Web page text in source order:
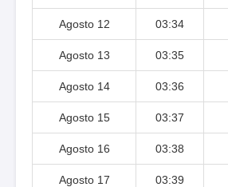
Agosto 12 03:34
Agosto 13 03:35
Agosto 14 03:36
Agosto 15 03:37
Agosto 16 03:38
Agosto 17 03:39